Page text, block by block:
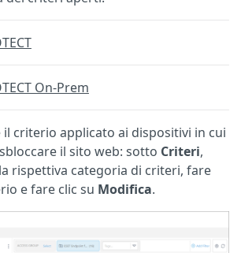
On-Prem
il criterio applicato ai dispositivi in cui
il sito web: sotto Criteri,
rispettiva categoria di criteri, fare
e fare clic su Modifica.